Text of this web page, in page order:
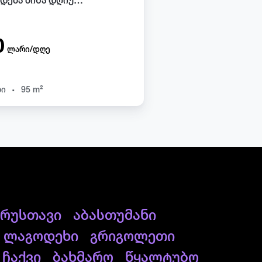
ლარი/დღე
. 95 m²
რუსთავი
აბასთუმანი
ლაგოდეხი
გრიგოლეთი
ჩაქვი
ბახმარო წყალტუბო